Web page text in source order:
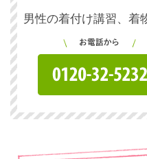
男性の着付け講習、着